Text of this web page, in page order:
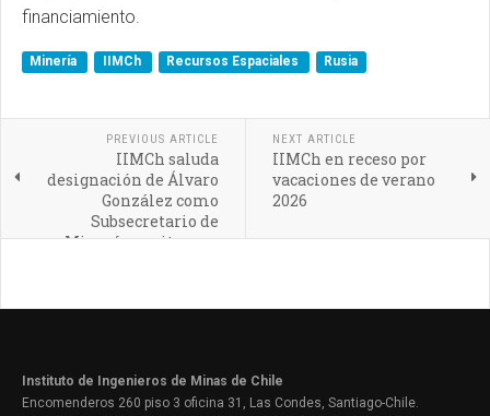
financiamiento.
Minería IIMCh Recursos Espaciales Rusia
PREVIOUS ARTICLE
IIMCh saluda
designación de Álvaro
González como
Subsecretario de
Minería y reitera su
NEXT ARTICLE
IIMCh en receso por
vacaciones de verano
2026
Instituto de Ingenieros de Minas de Chile
Encomenderos 260 piso 3 oficina 31, Las Condes, Santiago-Chile.